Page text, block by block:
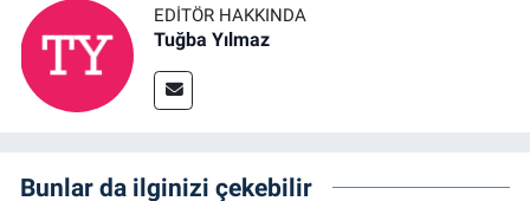
EDITÖR HAKKINDA
Tuğba Yılmaz
Bunlar da ilginizi çekebilir